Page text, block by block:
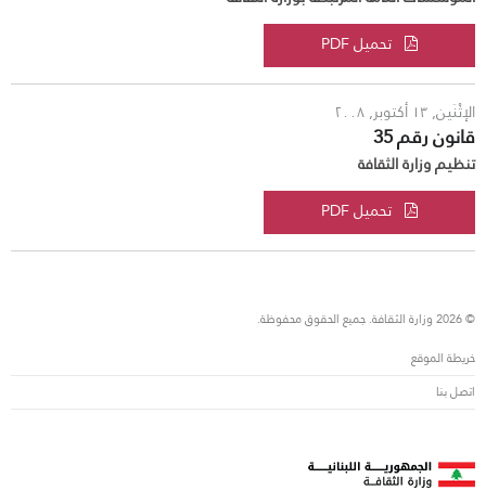
تحميل PDF
الإثْنَين, ١٣ أكتوبر, ٢٠٠٨
قانون رقم 35
تنظيم وزارة الثقافة
تحميل PDF
© 2026 وزارة الثقافة. جميع الحقوق محفوظة.
خريطة الموقع
اتصل بنا